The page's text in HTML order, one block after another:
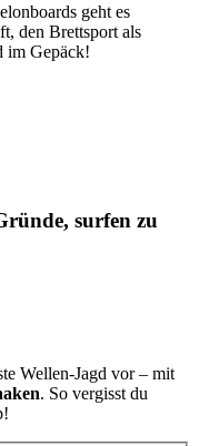
geht es
den Brettsport als
im Gepäck!
surfen zu
Wellen-Jagd vor – mit
. So vergisst du